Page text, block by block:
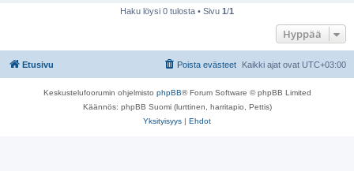
Haku löysi 0 tulosta • Sivu 1/1
Hyppää
Etusivu Kaikki ajat ovat UTC+03:00
Poista evästeet
Keskustelufoorumin ohjelmisto phpBB® Forum Software © phpBB Limited
Käännös: phpBB Suomi (lurttinen, harritapio, Pettis)
Yksityisyys | Ehdot